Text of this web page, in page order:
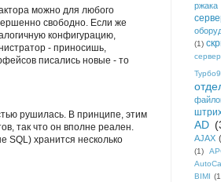
можно для любого
свободно. Если же
конфигурацию,
- приносишь,
писались новые - то
рушилась. В принципе, этим
так что он вполне реален.
SQL) хранится несколько
ржака
(1)
сервер
Турбо9
AD
AJAX
(1)
BIMI